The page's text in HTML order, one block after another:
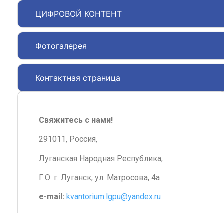
ЦИФРОВОЙ КОНТЕНТ
Фотогалерея
Контактная страница
Свяжитесь с нами!
291011, Россия,
Луганская Народная Республика,
Г.О. г. Луганск, ул. Матросова, 4а
e-mail: kvantorium.lgpu@yandex.ru